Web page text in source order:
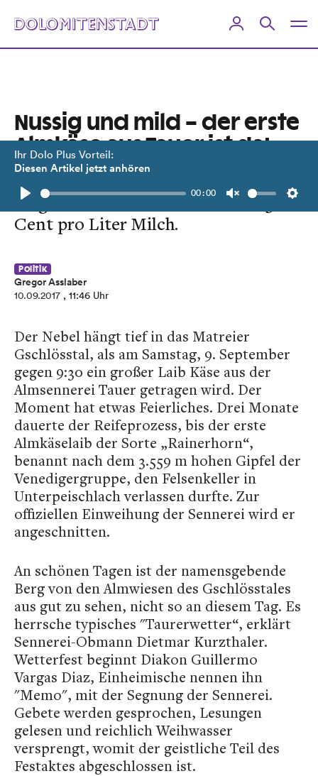
Ihr Dolo Plus Vorteil:
Diesen Artikel jetzt anhören
Play
00:00
Unmute
Nussig und mild – der erste
Almkäse aus Tauer ist da!
Almsennerei Tauer wurde
eingeweiht. Die Bauern erhalten 50
Cent pro Liter Milch.
Politik
Gregor Asslaber
10.09.2017 , 11:46 Uhr
Der Nebel hängt tief in das Matreier
Gschlösstal, als am Samstag, 9. September
gegen 9:30 ein großer Laib Käse aus der
Almsennerei Tauer getragen wird. Der
Moment hat etwas Feierliches. Drei Monate
dauerte der Reifeprozess, bis der erste
Almkäselaib der Sorte „Rainerhorn“,
benannt nach dem 3.559 m hohen Gipfel der
Venedigergruppe, den Felsenkeller in
Unterpeischlach verlassen durfte. Zur
offiziellen Einweihung der Sennerei wird er
angeschnitten.
An schönen Tagen ist der namensgebende
Berg von den Almwiesen des Gschlösstales
aus gut zu sehen, nicht so an diesem Tag. Es
herrsche typisches "Taurerwetter“, erklärt
Sennerei-Obmann Dietmar Kurzthaler.
Wetterfest beginnt Diakon Guillermo
Vargas Diaz, Einheimische nennen ihn
"Memo", mit der Segnung der Sennerei.
Gebete werden gesprochen, Lesungen
gelesen und reichlich Weihwasser
versprengt, womit der geistliche Teil des
Festaktes abgeschlossen ist.